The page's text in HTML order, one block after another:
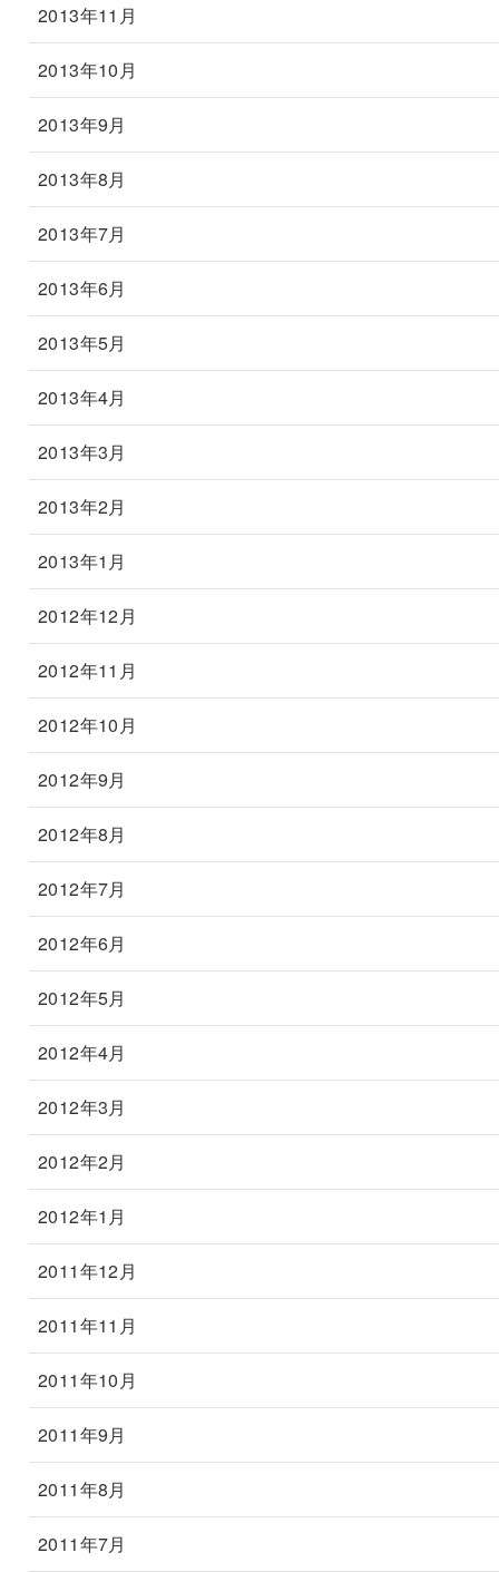
2013年11月
2013年10月
2013年9月
2013年8月
2013年7月
2013年6月
2013年5月
2013年4月
2013年3月
2013年2月
2013年1月
2012年12月
2012年11月
2012年10月
2012年9月
2012年8月
2012年7月
2012年6月
2012年5月
2012年4月
2012年3月
2012年2月
2012年1月
2011年12月
2011年11月
2011年10月
2011年9月
2011年8月
2011年7月